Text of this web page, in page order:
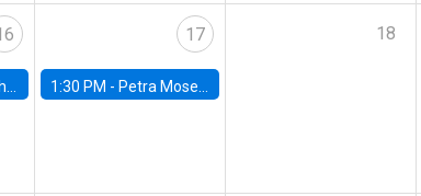
17
1:30 PM - Petra Moser, NYU Stern
18